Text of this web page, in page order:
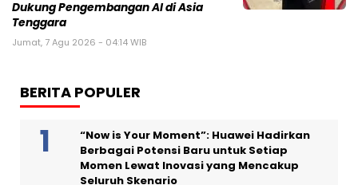
Dukung Pengembangan AI di Asia
Tenggara
Jumat, 7 Agu 2026 - 04:14 WIB
BERITA POPULER
“Now is Your Moment”: Huawei Hadirkan
Berbagai Potensi Baru untuk Setiap
Momen Lewat Inovasi yang Mencakup
Seluruh Skenario